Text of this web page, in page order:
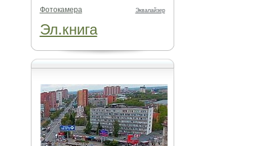
Фотокамера Эквалайзер
Эл.книга